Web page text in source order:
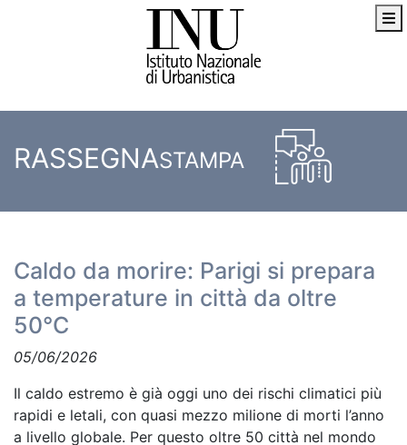
RASSEGNASTAMPA
Caldo da morire: Parigi si prepara
a temperature in città da oltre
50°C
05/06/2026
Il caldo estremo è già oggi uno dei rischi climatici più
rapidi e letali, con quasi mezzo milione di morti l’anno
a livello globale. Per questo oltre 50 città nel mondo